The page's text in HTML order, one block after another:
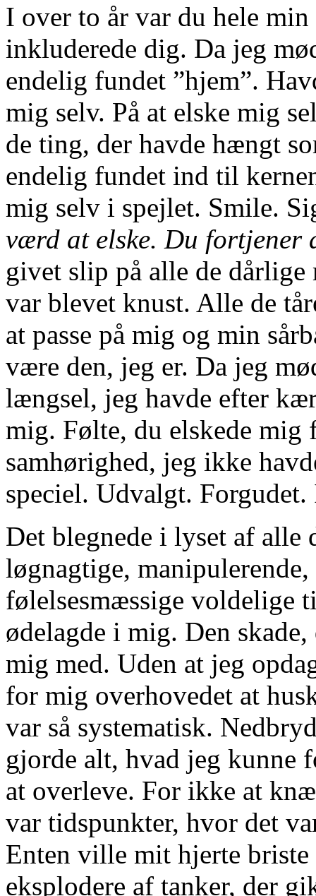
I over to år var du hele
inkluderede dig. Da jeg
endelig fundet ”hjem”.
mig selv. På at elske mig
de ting, der havde hængt
endelig fundet ind til
mig selv i spejlet. Smile.
værd at elske. Du fortjener
givet slip på alle de
var blevet knust. Alle de
at passe på mig og min
være den, jeg er. Da jeg
længsel, jeg havde efter
mig. Følte, du elskede mig
samhørighed, jeg ikke
speciel. Udvalgt.
Det blegnede i lyset af alle
løgnagtige,
følelsesmæssige voldelige
ødelagde i mig. Den
mig med. Uden at jeg
for mig overhovedet at
var så systematisk.
gjorde alt, hvad jeg kunne
at overleve. For ikke at
var tidspunkter, hvor det
Enten ville mit hjerte
eksplodere af tanker, der